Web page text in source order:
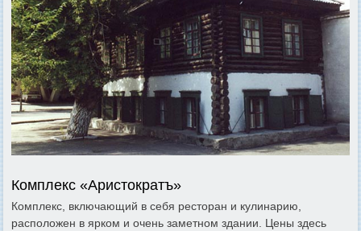
Комплекс «Аристократъ»
Комплекс, включающий в себя ресторан и кулинарию,
расположен в ярком и очень заметном здании. Цены здесь